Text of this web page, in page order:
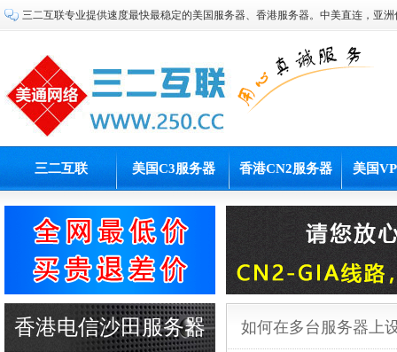
三二互联专业提供速度最快最稳定的美国服务器、香港服务器。中美直连，亚洲
三二互联 美国C3服务器 香港CN2服务器 美国
香港电信沙田服务器 如何在多台服务器上